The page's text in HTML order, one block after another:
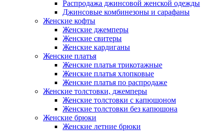
Распродажа джинсовой женской одежды
Джинсовые комбинезоны и сарафаны
Женские кофты
Женские джемперы
Женские свитеры
Женские кардиганы
Женские платья
Женские платья трикотажные
Женские платья хлопковые
Женские платья по распродаже
Женские толстовки, джемперы
Женские толстовки с капюшоном
Женские толстовки без капюшона
Женские брюки
Женские летние брюки